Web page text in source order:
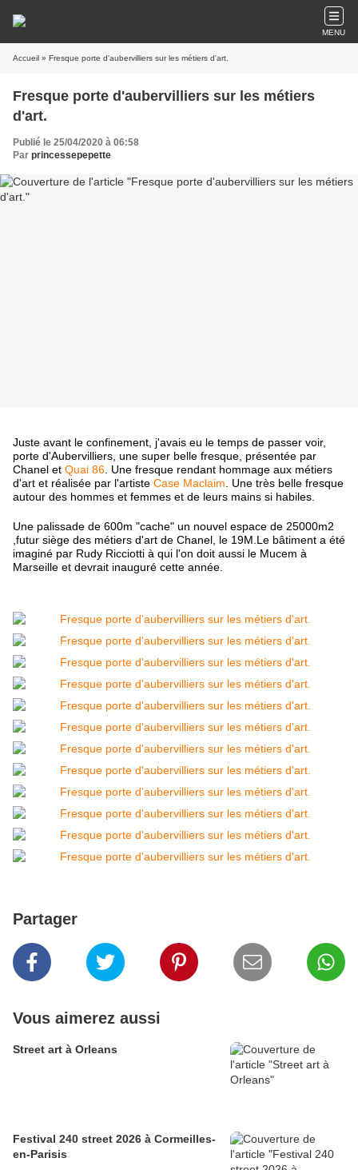
MENU
Accueil » Fresque porte d'aubervilliers sur les métiers d'art.
Fresque porte d'aubervilliers sur les métiers
d'art.
Publié le 25/04/2020 à 06:58
Par princessepepette
Juste avant le confinement, j'avais eu le temps de passer voir,
porte d'Aubervilliers, une super belle fresque, présentée par
Chanel et Quai 86 . Une fresque rendant hommage aux métiers
d'art et réalisée par l'artiste Case Maclaim . Une très belle fresque
autour des hommes et femmes et de leurs mains si habiles.
Une palissade de 600m "cache" un nouvel espace de 25000m2
,futur siège des métiers d'art de Chanel, le 19M.Le bâtiment a été
imaginé par Rudy Ricciotti à qui l'on doit aussi le Mucem à
Marseille et devrait inauguré cette année.
Partager
Vous aimerez aussi
Street art à Orleans
Festival 240 street 2026 à Cormeilles-
en-Parisis